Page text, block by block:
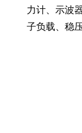
力计、示波
子负载、稳